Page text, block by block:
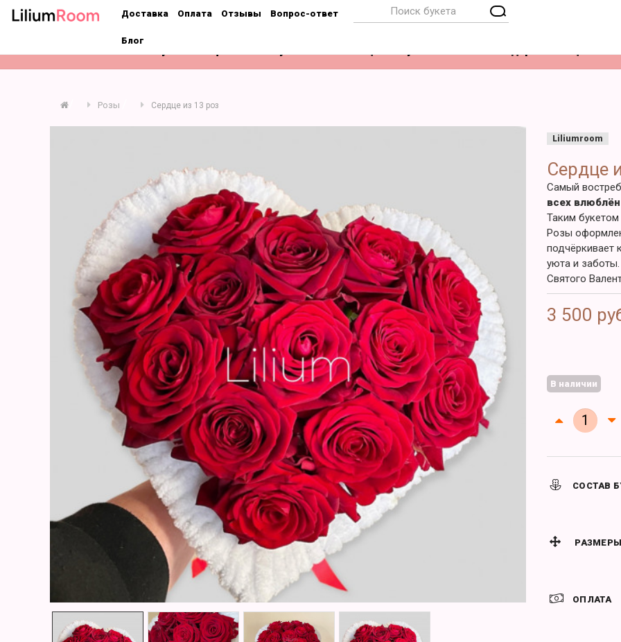
Доставка Оплата Отзывы Вопрос-ответ
Блог
Розы Сердце из 13 роз
Liliumroom
Сердце
Самый
всех
Таким
Розы
подчёркивает
уюта и
Святого
3 500
В наличии
СОСТАВ
ОПЛАТА